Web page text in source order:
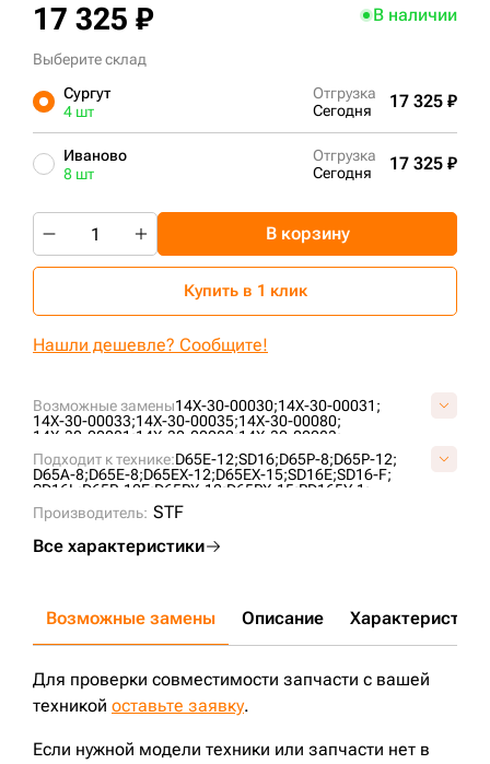
Возможные замены14X-30-00030;14X-30-00031;
14X-30-00033;14X-30-00035;14X-30-00080;
14X-30-00081;14X-30-00082;14X-30-00083;
14X-30-00083E;
14X-30-00084;14X-30-00085;
14X-30-00086;14X-30-00087;14X-30-00088;
14X-30-00126;14X-30-00127;14X-30-01020;
16Y-40-09000;16Y-40-09000-SS;
UF196K0T;VA4065E0;VKM2101V;
Подходит к технике:D65E-12;SD16;D65P-8;D65P-12;
D65A-8;D65E-8;D65EX-12;D65EX-15;SD16E;SD16-F;
SD16L;D65P-12E;D65PX-12;D65PX-15;PD165Y-1;
D63E-12;
D65EX-16;D65EX-15E0;
D65PX-17;D60P-12;D65WX-15;
CLG B160C;
Производитель: STF
Все характеристики
17 325 ₽ В наличии
Выберите склад
Сургут
4 шт
Отгрузка
Сегодня
17 325 ₽
Иваново
8 шт
Отгрузка
Сегодня
17 325 ₽
В корзину
Купить в 1 клик
Нашли дешевле? Сообщите!
Возможные замены Описание Характеристики
Для проверки совместимости запчасти с вашей
техникой оставьте заявку.
Если нужной модели техники или запчасти нет в